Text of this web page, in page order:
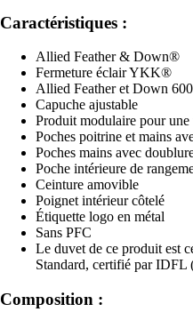
Caractéristiques :
Allied Feather & Down®
Fermeture éclair YKK®
Allied Feather et Down
Capuche ajustable
Produit modulaire pour
Poches poitrine et mains
Poches mains avec
Poche intérieure de
Ceinture amovible
Poignet intérieur côtelé
Étiquette logo en métal
Sans PFC
Le duvet de ce produit est
Standard, certifié par IDFL
Composition :